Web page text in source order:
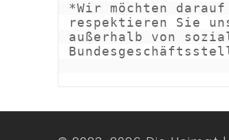
*Wir möchten
respektieren Sie
außerhalb von